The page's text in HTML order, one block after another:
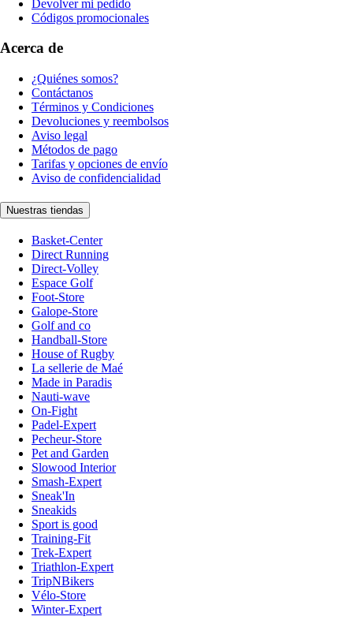
Devolver mi pedido
Códigos promocionales
Acerca de
¿Quiénes somos?
Contáctanos
Términos y Condiciones
Devoluciones y reembolsos
Aviso legal
Métodos de pago
Tarifas y opciones de envío
Aviso de confidencialidad
Nuestras tiendas
Basket-Center
Direct Running
Direct-Volley
Espace Golf
Foot-Store
Galope-Store
Golf and co
Handball-Store
House of Rugby
La sellerie de Maé
Made in Paradis
Nauti-wave
On-Fight
Padel-Expert
Pecheur-Store
Pet and Garden
Slowood Interior
Smash-Expert
Sneak'In
Sneakids
Sport is good
Training-Fit
Trek-Expert
Triathlon-Expert
TripNBikers
Vélo-Store
Winter-Expert